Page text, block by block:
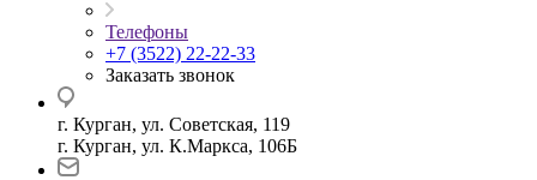
Телефоны
+7 (3522) 22-22-33
Заказать звонок
г. Курган, ул. Советская, 119
г. Курган, ул. К.Маркса, 106Б